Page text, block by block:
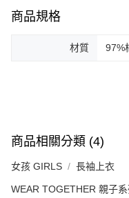
商品規格
材質 97%
商品相關分類 (4)
女孩 GIRLS 長袖上衣
WEAR TOGETHER 親子系